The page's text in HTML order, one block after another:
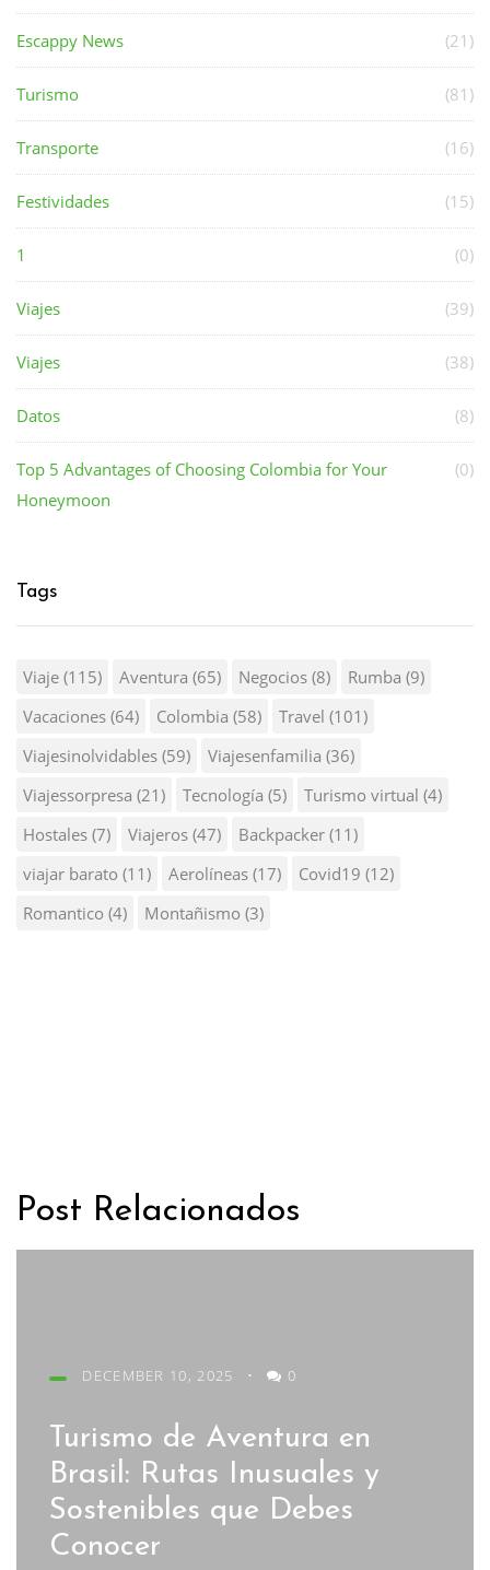
Escappy News (21)
Turismo (81)
Transporte (16)
Festividades (15)
1 (0)
Viajes (39)
Viajes (38)
Datos (8)
Top 5 Advantages of Choosing Colombia for Your
Honeymoon
(0)
Tags
Viaje (115) Aventura (65) Negocios (8) Rumba (9)
Vacaciones (64) Colombia (58) Travel (101)
Viajesinolvidables (59) Viajesenfamilia (36)
Viajessorpresa (21) Tecnología (5) Turismo virtual (4)
Hostales (7) Viajeros (47) Backpacker (11)
viajar barato (11) Aerolíneas (17) Covid19 (12)
Romantico (4) Montañismo (3)
Post Relacionados
DECEMBER 10, 2025 • 0
Turismo de Aventura en
Brasil: Rutas Inusuales y
Sostenibles que Debes
Conocer